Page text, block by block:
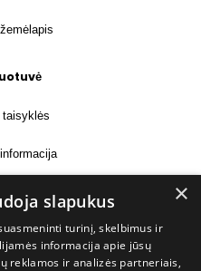
×
slapukus
turinį, skelbimus ir
informacija apie jūsų
reklamos ir analizės partneriais,